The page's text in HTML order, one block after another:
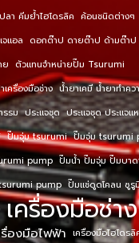
ลา คีมย้ำไฮโดรลิค ค้อนชนิดต่างๆ
แอล ดอกต๊าป ดายต๊าป ด้ามต๊าป
ย ตัวแทนจำหน่ายปั๊ม Tsurumi
ครื่องมือช่าง น้ำยาเคมี น้ำยาทำค
รรม ประแจชุด ประแจชุด ประแจ
ปั๊มจุ่ม tsurumi ปั๊มจุ่ม tsurumi
pump ปั๊มน้ำ ปั๊มจุ่ม ปั๊มบา
pump ปั๊มแช่ดูดโคลน ซูรู
เครื่องมือช่าง
รื่องมือไฟฟ้า เครื่องมือไฮโดรลิ